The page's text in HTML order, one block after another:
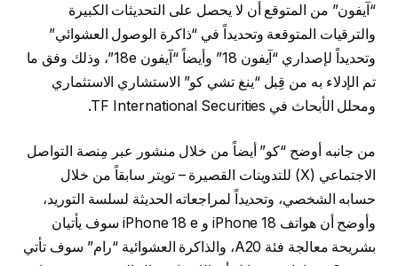
“آيفون” من المتوقع أن لا يحصل على التحديثات الكبيرة
والترقيات المتوقعة وتحديداً في “ذاكرة الوصول العشوائي”
وتحديداً لإصداري “آيفون 18” وأيضاً “آيفون 18e”، وذلك وفق ما
تم الإدلاء به من قِبل “ينغ تشي كو” الاستشاري الاستثماري
ومحلل الأبحاث في TF International Securities.
من جانبه أوضح “كو” أيضاً من خلال منشور عبر مِنصة التواصل
الاجتماعي (X) للتدوينات القصيرة – تويتر سابقاً من خلال
حسابه الشخصي، وتحديداً لمراجعاته الحديثة لسلسة التوريد،
وأوضح أن هواتف iPhone 18 و iPhone 18 e سوف يأتيان
بشريحة معالجة فئة A20، والذاكرة العشوائية “رام” سوف تأتي